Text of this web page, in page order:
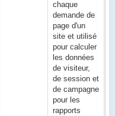
chaque
demande de
page d'un
site et utilisé
pour calculer
les données
de visiteur,
de session et
de campagne
pour les
rapports